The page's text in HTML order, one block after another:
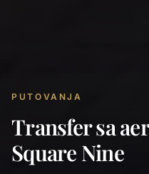
PUTOVANJA
Transfer sa
Square Nine